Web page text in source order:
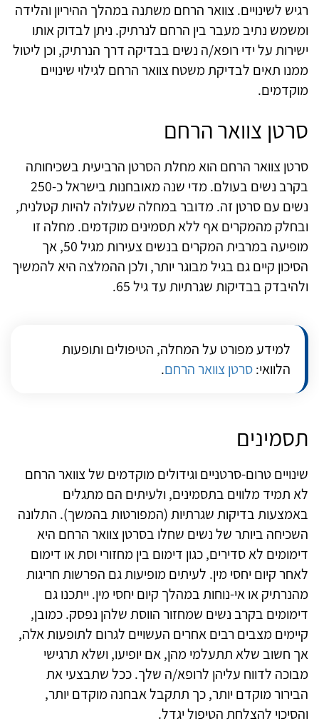
רגיש לשינויים. צוואר הרחם משתנה במהלך ההיריון והלידה
ומשמש נתיב מעבר בין הרחם לנרתיק. ניתן לבדוק אותו
ישירות על ידי רופא/ה נשים בבדיקה דרך הנרתיק, וכן ליטול
ממנו תאים לבדיקת משטח צוואר הרחם לגילוי שינויים
מוקדמים.
סרטן צוואר הרחם
סרטן צוואר הרחם הוא מחלת הסרטן הרביעית בשכיחותה
בקרב נשים בעולם. מדי שנה מאובחנות בישראל כ-250
נשים עם סרטן זה. מדובר במחלה שעלולה להיות קטלנית,
ובחלק מהמקרים אף ללא תסמינים מוקדמים. מחלה זו
מופיעה במרבית המקרים בנשים צעירות מגיל 50, אך
הסיכון קיים גם בגיל מבוגר יותר, ולכן ההמלצה היא להמשיך
ולהיבדק בבדיקות שגרתיות עד גיל 65.
למידע מפורט על המחלה, הטיפולים ותופעות
הלוואי:סרטן צוואר הרחם.
תסמינים
שינויים טרום-סרטניים וגידולים מוקדמים של צוואר הרחם
לא תמיד מלווים בתסמינים, ולעיתים הם מתגלים
באמצעות בדיקות שגרתיות (המפורטות בהמשך). התלונה
השכיחה ביותר של נשים שחלו בסרטן צוואר הרחם היא
דימומים לא סדירים, כגון דימום בין מחזורי וסת או דימום
לאחר קיום יחסי מין. לעיתים מופיעות גם הפרשות חריגות
מהנרתיק או אי-נוחות במהלך קיום יחסי מין. ייתכנו גם
דימומים בקרב נשים שמחזור הווסת שלהן נפסק. כמובן,
קיימים מצבים רבים אחרים העשויים לגרום לתופעות אלה,
אך חשוב שלא תתעלמי מהן, אם יופיעו, ושלא תרגישי
מבוכה לדווח עליהן לרופא/ה שלך. ככל שתבצעי את
הבירור מוקדם יותר, כך תתקבל אבחנה מוקדם יותר,
והסיכוי להצלחת הטיפול יגדל.